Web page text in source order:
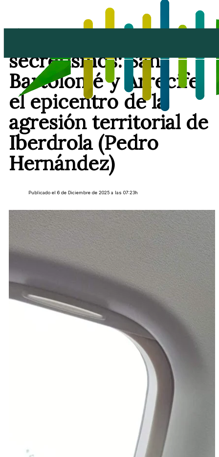
secretismos: San
Bartolomé y Arrecife,
el epicentro de la
agresión territorial de
Iberdrola (Pedro
Hernández)
Publicado el 6 de Diciembre de 2025 a las 07:23h